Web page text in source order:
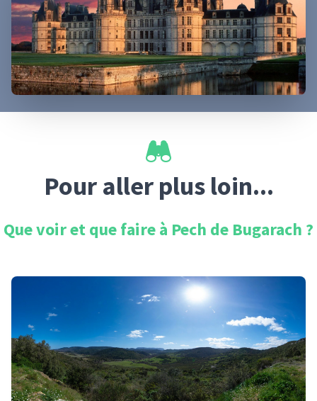
Pour aller plus loin...
Que voir et que faire à Pech de Bugarach ?